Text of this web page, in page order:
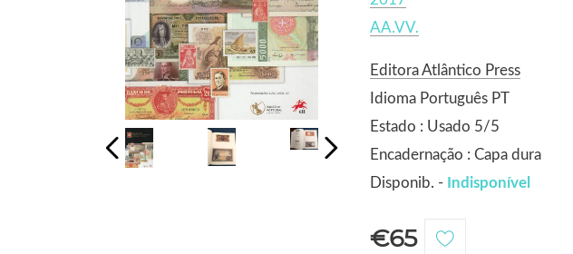
AA.VV.
Editora Atlântico Press
Idioma Português PT
Estado : Usado 5/5
Encadernação : Capa dura
Disponib. - Indisponível
€65